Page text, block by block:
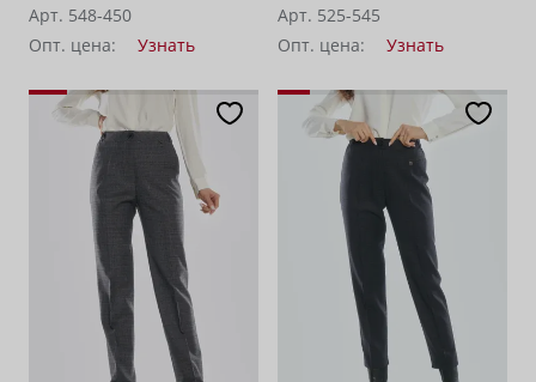
резинке «Летиция»
черные
Арт. 548-450
Опт. цена:
Узнать
Арт. 525-545
Опт. цена:
Узнать